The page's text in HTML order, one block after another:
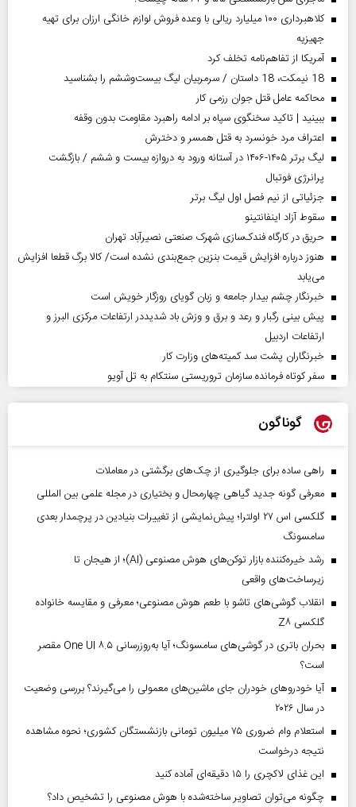
کلاهبرداری ۱۰۰ میلیارد ریالی با وعده فروش لوازم خانگی ارزان برای تهیه
جهیزیه
آمریکا از تفاهم‌نامه تخلف کرد
18 نیمکت، 18 داستان / سرمربیان لیگ بیست‌وششم را بشناسید
محاکمه عامل قتل جوان رزمی کار
ببینید | تاکید سخنگوی سپاه بر ادامه راهبرد مقاومت بدون وقفه
اعتراف مرد خونسرد به قتل همسر و دخترش
لیگ برتر ۱۴۰۵-۱۴۰۶ در آستانه ورود به دروازه بیست و ششم / بازگشت
پرانرژی فوتبال
جزئیاتی از نیم فصل اول لیگ برتر
سقوط آزاد اینفانتینو
حریق در کارگاه فندک‌سازی شهرک صنعتی نصیرآباد تهران
هنوز درباره افزایش قیمت بنزین جمع‌بندی نشده است/ کالا برگ قطعا افزایش
می‌یابد
خبرنگار چشم بیدار جامعه و زبان گویای روزگار خویش است
پیش بینی رگبار و رعد و برق و وزش باد شدیددر ارتفاعات مرکزی البرز و
ارتفاعات اردبیل
خبرنگاران پشت سد کمیته‌های وزارت کار
سفر کوتاه فرمانده سازمان تروریستی سنتکام به تل آویو
گوناگون
راهی ساده برای جلوگیری از چک‌های برگشتی در معاملات
معرفی گونه جدید گیاهی چهارمحال و بختیاری در مجله علمی بین المللی
گلکسی اس ۲۷ اولترا؛ پیش‌نمایشی از تغییرات بنیادین در پرچمدار بعدی
سامسونگ
رشد خیره‌کننده بازار توکن‌های هوش مصنوعی (AI)؛ از هیجان تا
زیرساخت‌های واقعی
انقلاب گوشی‌های تاشو‌ با طعم هوش مصنوعی؛ معرفی و مقایسه خانواده
گلکسی Z۸
بحران باتری در گوشی‌های سامسونگ؛ آیا به‌روزرسانی One UI ۸.۵ مقصر
است؟
آیا خودروهای خودران جای ماشین‌های معمولی را می‌گیرند؟ بررسی وضعیت
در سال ۲۰۲۶
استعلام وام ضروری ۷۵ میلیون تومانی بازنشستگان کشوری؛ نحوه مشاهده
نتیجه درخواست
این غذای لاکچری را ۱۵ دقیقه‌ای آماده کنید
چگونه می‌توان تصاویر ساخته‌شده با هوش مصنوعی را تشخیص داد؟